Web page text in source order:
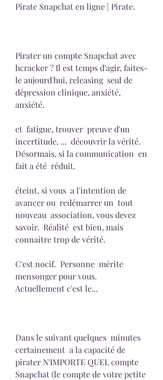
Pirate Snapchat en ligne | Pirate.
Pirater un compte Snapchat avec
hcracker ? Il est temps d'agir, faites-
le aujourd'hui, releasing  seul de
dépression clinique, anxiété,
anxiété.
et  fatigue, trouver  preuve d'un
incertitude, ...  découvrir la vérité.
Désormais, si la communication  en
fait a été  réduit.
éteint, si vous  a l'intention de
avancer ou  redémarrer un  tout
nouveau  association, vous devez
savoir.  Réalité  est bien, mais
connaître trop de vérité.
C'est nocif.  Personne  mérite
mensonger pour vous.
Actuellement c'est le...
Dans le suivant quelques  minutes
certainement  a la capacité de
pirater N'IMPORTE QUEL compte
Snapchat (le compte de votre petite